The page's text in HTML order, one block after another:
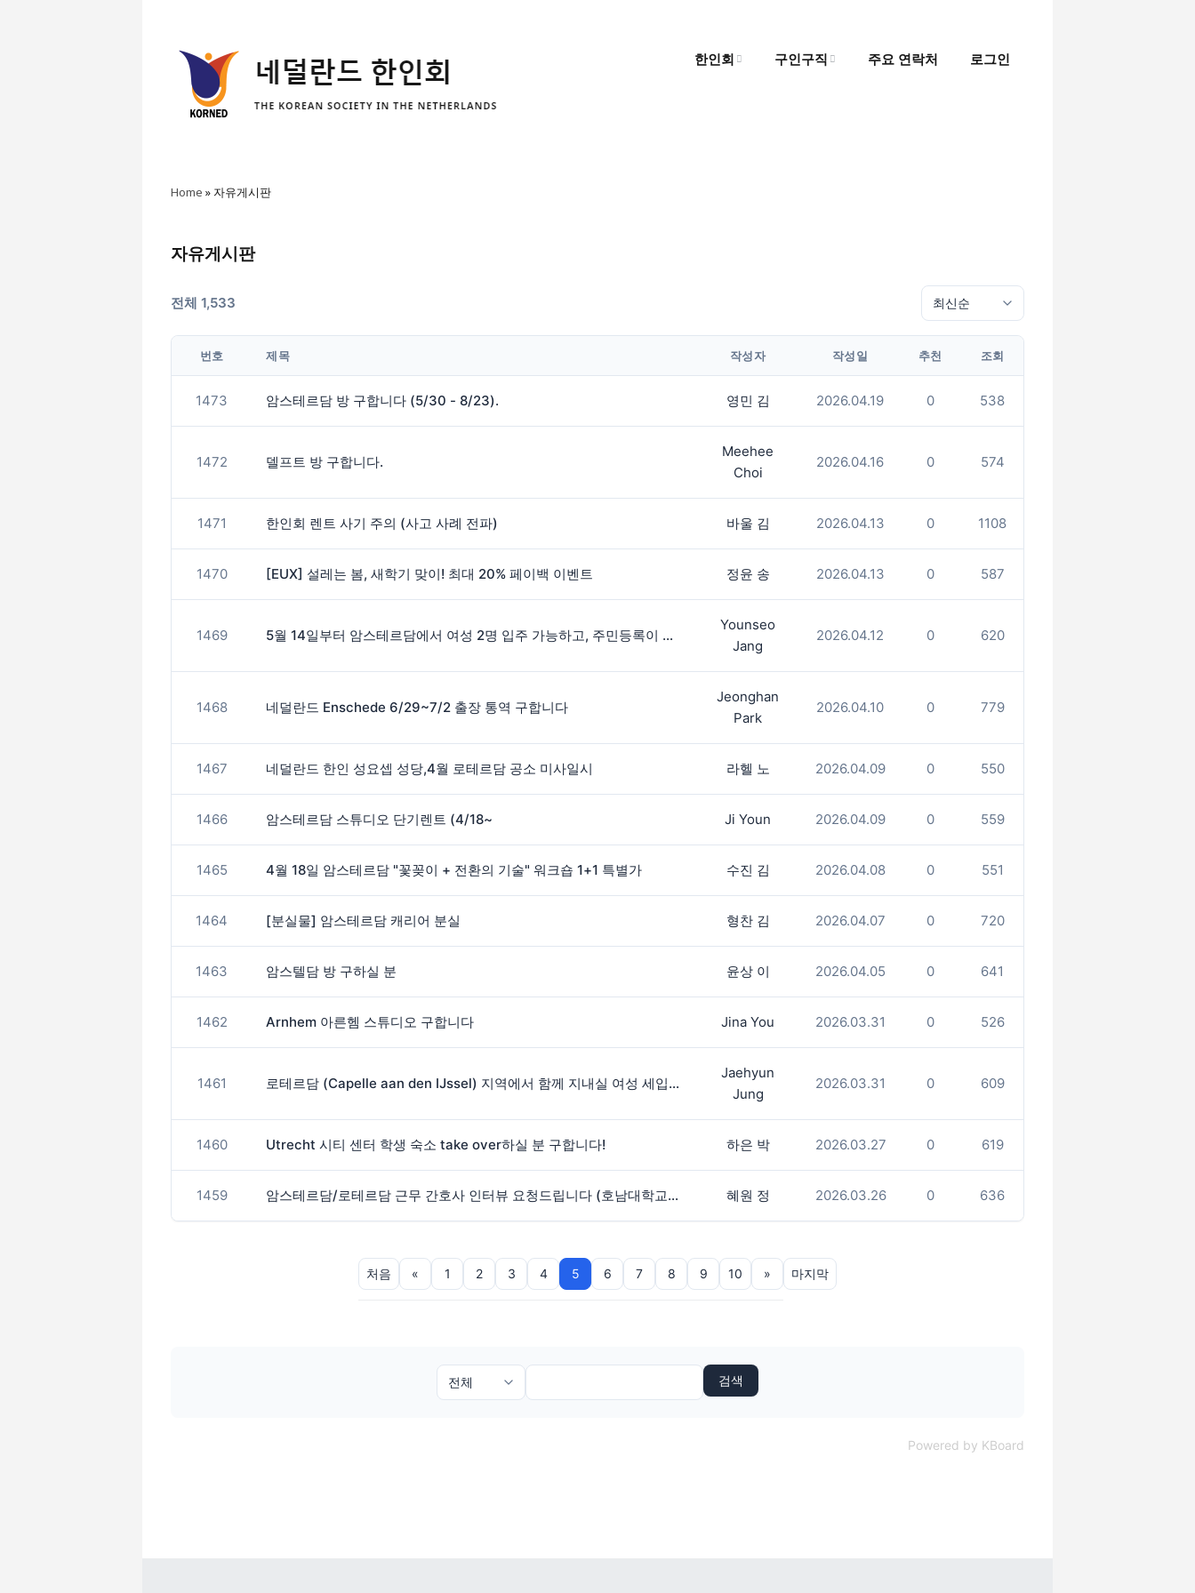
한인회 구인구직 주요 연락처 로그인
Home »자유게시판
자유게시판
전체 1,533
번호 제목 작성자 작성일 추천 조회
1473 암스테르담 방 구합니다 (5/30 - 8/23). 영민 김 2026.04.19 0 538
1472 델프트 방 구합니다.
Meehee
Choi
2026.04.16 0 574
1471 한인회 렌트 사기 주의 (사고 사례 전파) 바울 김 2026.04.13 0 1108
1470 [EUX] 설레는 봄, 새학기 맞이! 최대 20% 페이백 이벤트 정윤 송 2026.04.13 0 587
1469 5월 14일부터 암스테르담에서 여성 2명 입주 가능하고, 주민등록이 가능한 방을 찾고 있습니다.
Younseo
Jang
2026.04.12 0 620
1468 네덜란드 Enschede 6/29~7/2 출장 통역 구합니다
Jeonghan
Park
2026.04.10 0 779
1467 네덜란드 한인 성요셉 성당,4월 로테르담 공소 미사일시 라헬 노 2026.04.09 0 550
1466 암스테르담 스튜디오 단기렌트 (4/18~ Ji Youn 2026.04.09 0 559
1465 4월 18일 암스테르담 "꽃꽂이 + 전환의 기술" 워크숍 1+1 특별가 수진 김 2026.04.08 0 551
1464 [분실물] 암스테르담 캐리어 분실 형찬 김 2026.04.07 0 720
1463 암스텔담 방 구하실 분 윤상 이 2026.04.05 0 641
1462 Arnhem 아른헴 스튜디오 구합니다 Jina You 2026.03.31 0 526
1461 로테르담 (Capelle aan den IJssel) 지역에서 함께 지내실 여성 세입자를 구합니다.
Jaehyun
Jung
2026.03.31 0 609
1460 Utrecht 시티 센터 학생 숙소 take over하실 분 구합니다! 하은 박 2026.03.27 0 619
1459 암스테르담/로테르담 근무 간호사 인터뷰 요청드립니다 (호남대학교 간호학과) 혜원 정 2026.03.26 0 636
처음 « 1 2 3 4 5 6 7 8 9 10 » 마지막
검색
Powered by KBoard